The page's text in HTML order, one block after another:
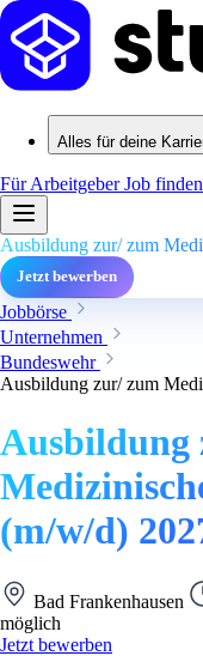
Alles für deine
Für ArbeitgeberJob finden
Ausbildung zur/ zum
Jetzt bewerben
Jobbörse
Unternehmen
Bundeswehr
Ausbildung zur/ zum
Ausbildung
(m/w/d)
Bad Frankenhausen
möglich
Jetzt bewerben